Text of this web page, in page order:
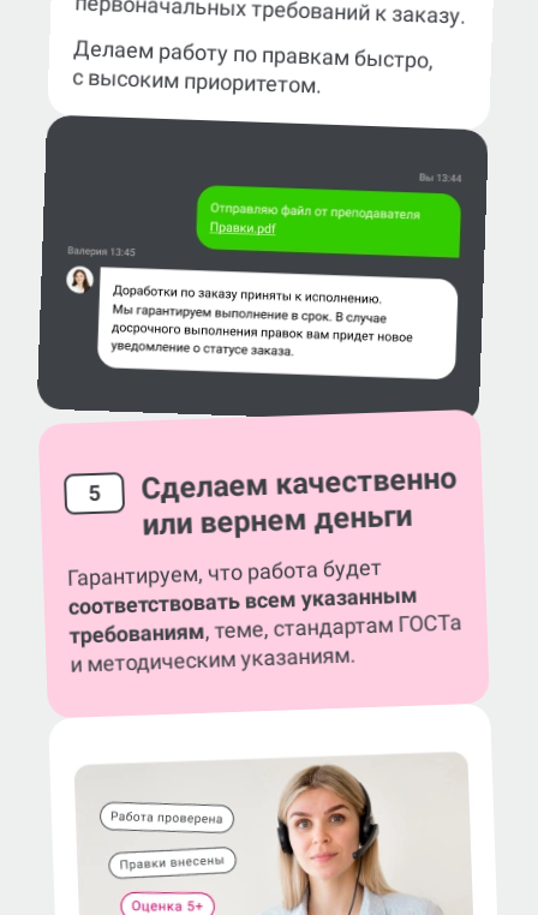
первоначальных требований к заказу.
Делаем работу по правкам быстро,
с высоким приоритетом.
5 Сделаем качественно
или вернем деньги
Гарантируем, что работа будет
соответствовать всем указанным
требованиям, теме, стандартам ГОСТа
и методическим указаниям.